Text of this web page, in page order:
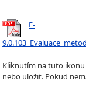
F-
Kliknutím na tuto
nebo uložit. Pokud